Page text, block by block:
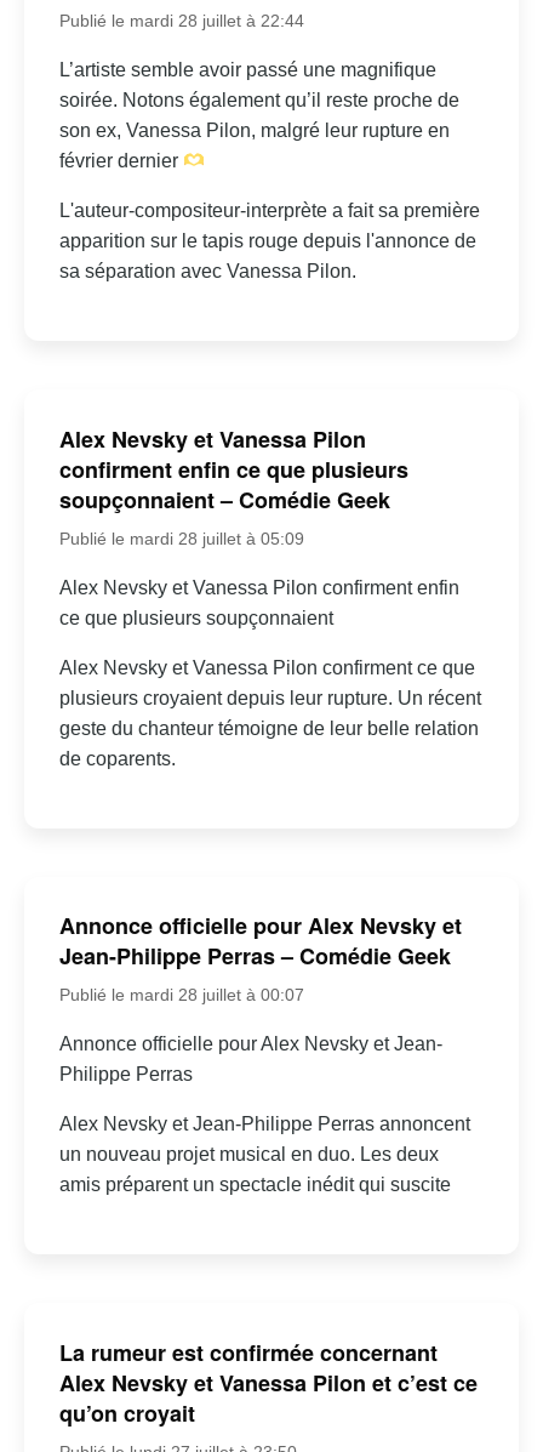
Publié le mardi 28 juillet à 22:44
L’artiste semble avoir passé une magnifique
soirée. Notons également qu’il reste proche de
son ex, Vanessa Pilon, malgré leur rupture en
février dernier
L'auteur-compositeur-interprète a fait sa première
apparition sur le tapis rouge depuis l'annonce de
sa séparation avec Vanessa Pilon.
Alex Nevsky et Vanessa Pilon
confirment enfin ce que plusieurs
soupçonnaient – Comédie Geek
Publié le mardi 28 juillet à 05:09
Alex Nevsky et Vanessa Pilon confirment enfin
ce que plusieurs soupçonnaient
Alex Nevsky et Vanessa Pilon confirment ce que
plusieurs croyaient depuis leur rupture. Un récent
geste du chanteur témoigne de leur belle relation
de coparents.
Annonce officielle pour Alex Nevsky et
Jean-Philippe Perras – Comédie Geek
Publié le mardi 28 juillet à 00:07
Annonce officielle pour Alex Nevsky et Jean-
Philippe Perras
Alex Nevsky et Jean-Philippe Perras annoncent
un nouveau projet musical en duo. Les deux
amis préparent un spectacle inédit qui suscite
La rumeur est confirmée concernant
Alex Nevsky et Vanessa Pilon et c’est ce
qu’on croyait